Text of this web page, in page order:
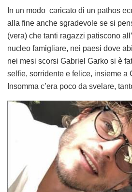
In un modo caricato di un pathos
alla fine anche sgradevole se si
(vera) che tanti ragazzi patiscono
nucleo famigliare, nei paesi dove
nei mesi scorsi Gabriel Garko si è
selfie, sorridente e felice, insieme a
Insomma c’era poco da svelare,